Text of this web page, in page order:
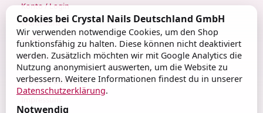
Konto / Login
Warenkorb
Checkout
Kontakt
RECHTLICHES
Cookies bei Crystal Nails Deutschland GmbH
Wir verwenden notwendige Cookies, um den Shop
funktionsfähig zu halten. Diese können nicht deaktiviert
werden. Zusätzlich möchten wir mit Google Analytics die
Nutzung anonymisiert auswerten, um die Website zu
verbessern. Weitere Informationen findest du in unserer
Datenschutzerklärung.
Notwendig